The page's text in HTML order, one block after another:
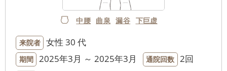
中腰 曲泉 漏谷 下巨虚
来院者 女性 30 代
期間 2025年3月 ～ 2025年3月 通院回数 2回